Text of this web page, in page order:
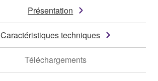
Présentation
Caractéristiques techniques
Téléchargements